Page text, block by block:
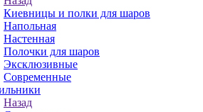
Киевницы и полки для шаров
Напольная
Настенная
Полочки для шаров
Эксклюзивные
Современные
Назад